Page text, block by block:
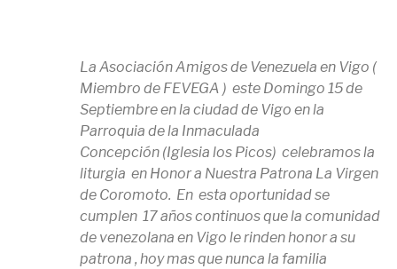
La Asociación Amigos de Venezuela en Vigo (
Miembro de FEVEGA ) este Domingo 15 de
Septiembre en la ciudad de Vigo en la
Parroquia de la Inmaculada
Concepción (Iglesia los Picos) celebramos la
liturgia en Honor a Nuestra Patrona La Virgen
de Coromoto. En esta oportunidad se
cumplen 17 años continuos que la comunidad
de venezolana en Vigo le rinden honor a su
patrona , hoy mas que nunca la familia